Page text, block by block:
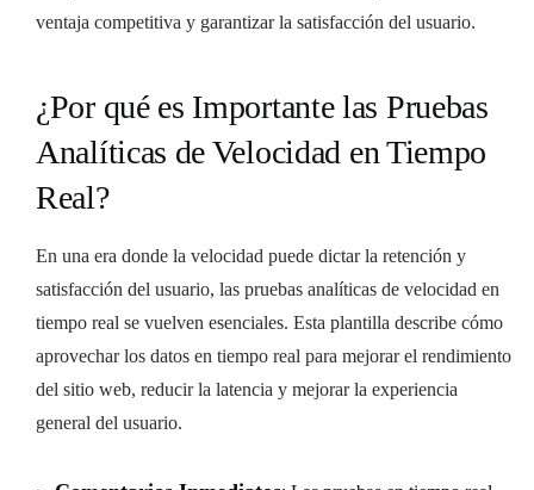
ventaja competitiva y garantizar la satisfacción del usuario.
¿Por qué es Importante las Pruebas
Analíticas de Velocidad en Tiempo
Real?
En una era donde la velocidad puede dictar la retención y
satisfacción del usuario, las pruebas analíticas de velocidad en
tiempo real se vuelven esenciales. Esta plantilla describe cómo
aprovechar los datos en tiempo real para mejorar el rendimiento
del sitio web, reducir la latencia y mejorar la experiencia
general del usuario.